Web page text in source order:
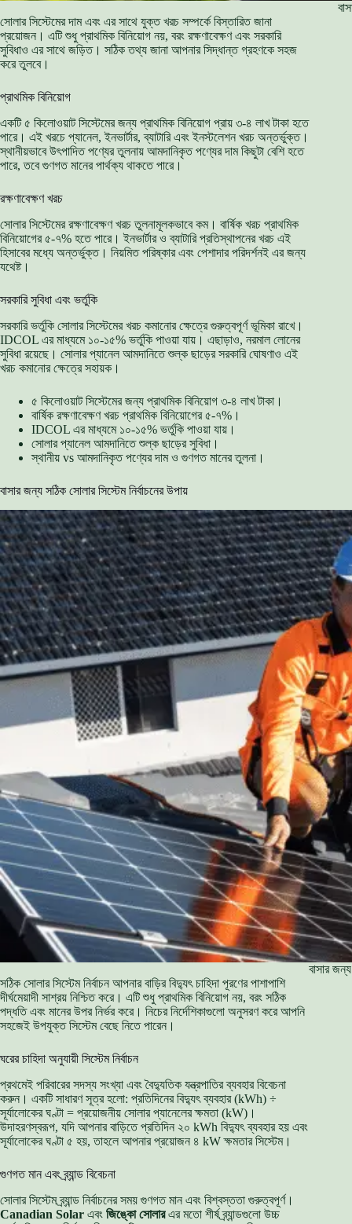
সোলার সিস্টেমের দাম এবং এর সাথে যুক্ত খরচ সম্পর্কে বিস্তারিত জানা
প্রয়োজন। এটি শুধু প্রাথমিক বিনিয়োগ নয়, বরং রক্ষণাবেক্ষণ এবং সরকারি
সুবিধাও এর সাথে জড়িত। সঠিক তথ্য জানা আপনার সিদ্ধান্ত গ্রহণকে সহজ
করে তুলবে।
প্রাথমিক বিনিয়োগ
একটি ৫ কিলোওয়াট সিস্টেমের জন্য প্রাথমিক বিনিয়োগ প্রায় ৩-৪ লাখ টাকা হতে
পারে। এই খরচে প্যানেল, ইনভার্টার, ব্যাটারি এবং ইনস্টলেশন খরচ অন্তর্ভুক্ত।
স্থানীয়ভাবে উৎপাদিত পণ্যের তুলনায় আমদানিকৃত পণ্যের দাম কিছুটা বেশি হতে
পারে, তবে গুণগত মানের পার্থক্য থাকতে পারে।
রক্ষণাবেক্ষণ খরচ
সোলার সিস্টেমের রক্ষণাবেক্ষণ খরচ তুলনামূলকভাবে কম। বার্ষিক খরচ প্রাথমিক
বিনিয়োগের ৫-৭% হতে পারে। ইনভার্টার ও ব্যাটারি প্রতিস্থাপনের খরচ এই
হিসাবের মধ্যে অন্তর্ভুক্ত। নিয়মিত পরিষ্কার এবং পেশাদার পরিদর্শনই এর জন্য
যথেষ্ট।
সরকারি সুবিধা এবং ভর্তুকি
সরকারি ভর্তুকি সোলার সিস্টেমের খরচ কমানোর ক্ষেত্রে গুরুত্বপূর্ণ ভূমিকা রাখে।
IDCOL এর মাধ্যমে ১০-১৫% ভর্তুকি পাওয়া যায়। এছাড়াও, নরমাল লোনের
সুবিধা রয়েছে। সোলার প্যানেল আমদানিতে শুল্ক ছাড়ের সরকারি ঘোষণাও এই
খরচ কমানোর ক্ষেত্রে সহায়ক।
৫ কিলোওয়াট সিস্টেমের জন্য প্রাথমিক বিনিয়োগ ৩-৪ লাখ টাকা।
বার্ষিক রক্ষণাবেক্ষণ খরচ প্রাথমিক বিনিয়োগের ৫-৭%।
IDCOL এর মাধ্যমে ১০-১৫% ভর্তুকি পাওয়া যায়।
সোলার প্যানেল আমদানিতে শুল্ক ছাড়ের সুবিধা।
স্থানীয় vs আমদানিকৃত পণ্যের দাম ও গুণগত মানের তুলনা।
বাসার জন্য সঠিক সোলার সিস্টেম নির্বাচনের উপায়
বাসার
সঠিক সোলার সিস্টেম নির্বাচন আপনার বাড়ির বিদ্যুৎ চাহিদা পূরণের পাশাপাশি
দীর্ঘমেয়াদী সাশ্রয় নিশ্চিত করে। এটি শুধু প্রাথমিক বিনিয়োগ নয়, বরং সঠিক
পদ্ধতি এবং মানের উপর নির্ভর করে। নিচের নির্দেশিকাগুলো অনুসরণ করে আপনি
সহজেই উপযুক্ত সিস্টেম বেছে নিতে পারেন।
ঘরের চাহিদা অনুযায়ী সিস্টেম নির্বাচন
প্রথমেই পরিবারের সদস্য সংখ্যা এবং বৈদ্যুতিক যন্ত্রপাতির ব্যবহার বিবেচনা
করুন। একটি সাধারণ সূত্র হলো: প্রতিদিনের বিদ্যুৎ ব্যবহার (kWh) ÷
সূর্যালোকের ঘণ্টা = প্রয়োজনীয় সোলার প্যানেলের ক্ষমতা (kW)।
উদাহরণস্বরূপ, যদি আপনার বাড়িতে প্রতিদিন ২০ kWh বিদ্যুৎ ব্যবহার হয় এবং
সূর্যালোকের ঘণ্টা ৫ হয়, তাহলে আপনার প্রয়োজন ৪ kW ক্ষমতার সিস্টেম।
গুণগত মান এবং ব্র্যান্ড বিবেচনা
সোলার সিস্টেম ব্র্যান্ড নির্বাচনের সময় গুণগত মান এবং বিশ্বস্ততা গুরুত্বপূর্ণ।
Canadian Solar এবং জিঙ্কো সোলারএর মতো শীর্ষ ব্র্যান্ডগুলো উচ্চ